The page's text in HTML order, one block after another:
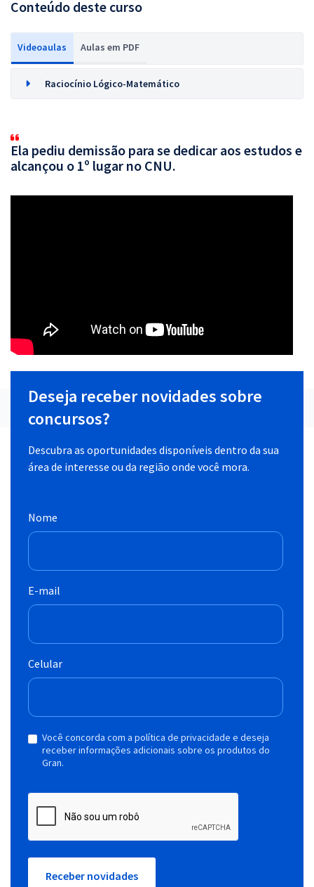
Conteúdo deste curso
Videoaulas Aulas em PDF
Raciocínio Lógico-Matemático
Ela pediu demissão para se dedicar aos estudos e
alcançou o 1º lugar no CNU.
Deseja receber novidades sobre
concursos?
Descubra as oportunidades disponíveis dentro da sua
área de interesse ou da região onde você mora.
Nome
E-mail
Celular
Você concorda com a política de privacidade e deseja
receber informações adicionais sobre os produtos do
Gran.
Receber novidades